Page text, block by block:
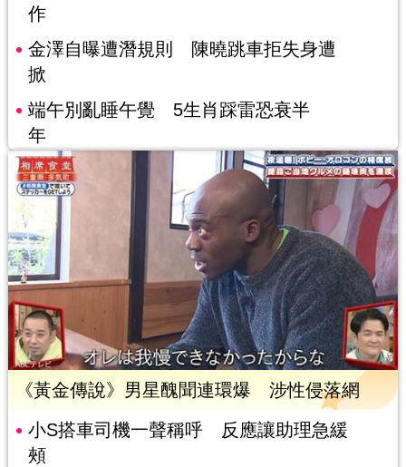
作
金澤自曝遭潛規則 陳曉跳車拒失身遭
掀
端午別亂睡午覺 5生肖踩雷恐衰半
年
《黃金傳說》男星醜聞連環爆 涉性侵落網
小S搭車司機一聲稱呼 反應讓助理急緩
頰